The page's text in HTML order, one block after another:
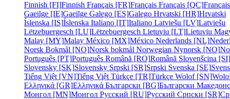
Finnish [FI]Finnish Français [FR]Français Français [QC]Français
Gaeilge [IE]Gaeilge Galego [ES]Galego Hrvatski [HR]Hrvatski
Íslenska [IS]Íslenska Italiano [IT]Italiano Latviešu [LV]Latviešu
Lëtzebuergesch [LU]Lëtzebuergesch Lietuviu [LT]Lietuviu
Malay [MY]Malay México [MX]México Nederlands [NL]
Norsk Bokmål [NO]Norsk bokmål Norwegian Nynorsk [NO]
Português [PT]Português Română [RO]Română Slovenšcina [SI]
Slovensky [SK]Slovensky Srpski [SR]Srpski Svenska [SE]
Tiếng Việt [VN]Tiếng Việt Türkçe [TR]Türkçe Wolof [SN]
Ελληνικά [GR]Ελληνικά Български [BG]Български
Монгол [MN]Монгол Русский [RU]Русский Српски [SR]